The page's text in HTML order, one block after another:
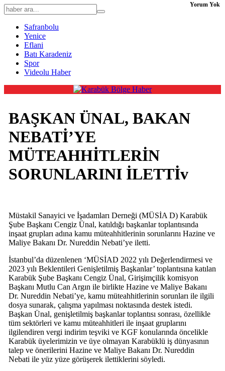
Safranbolu
Yenice
Eflani
Batı Karadeniz
Spor
Videolu Haber
BAŞKAN ÜNAL, BAKAN
NEBATİ’YE
MÜTEAHHİTLERİN
SORUNLARINI İLETTİv
Müstakil Sanayici ve İşadamları Derneği (MÜSİA D) Karabük
Şube Başkanı Cengiz Ünal, katıldığı başkanlar toplantısında
inşaat grupları adına kamu müteahhitlerinin sorunlarını Hazine ve
Maliye Bakanı Dr. Nureddin Nebati’ye iletti.
İstanbul’da düzenlenen ‘MÜSİAD 2022 yılı Değerlendirmesi ve
2023 yılı Beklentileri Genişletilmiş Başkanlar’ toplantısına katılan
Karabük Şube Başkanı Cengiz Ünal, Girişimçilik komisyon
Başkanı Mutlu Can Argın ile birlikte Hazine ve Maliye Bakanı
Dr. Nureddin Nebati’ye, kamu müteahhitlerinin sorunları ile ilgili
dosya sunarak, çalışma yapılması noktasında destek istedi.
Başkan Ünal, genişletilmiş başkanlar toplantısı sonrası, özellikle
tüm sektörleri ve kamu müteahhitleri ile inşaat gruplarını
ilgilendiren vergi indirim teşviki ve KGF konularında öncelikle
Karabük üyelerimizin ve üye olmayan Karabüklü iş dünyasının
talep ve önerilerini Hazine ve Maliye Bakanı Dr. Nureddin
Nebati ile yüz yüze görüşerek ilettiklerini söyledi.
Yorum Yok